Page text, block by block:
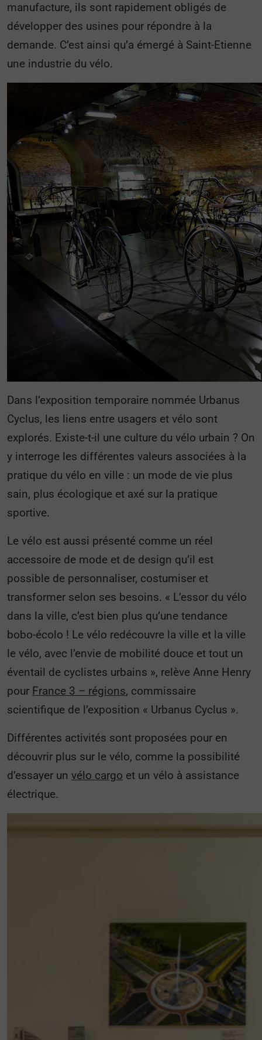
manufacture, ils sont rapidement obligés de
développer des usines pour répondre à la
demande. C’est ainsi qu’a émergé à Saint-Etienne
une industrie du vélo.
Dans l’exposition temporaire nommée Urbanus
Cyclus, les liens entre usagers et vélo sont
explorés. Existe-t-il une culture du vélo urbain ? On
y interroge les différentes valeurs associées à la
pratique du vélo en ville : un mode de vie plus
sain, plus écologique et axé sur la pratique
sportive.
Le vélo est aussi présenté comme un réel
accessoire de mode et de design qu’il est
possible de personnaliser, costumiser et
transformer selon ses besoins. « L’essor du vélo
dans la ville, c’est bien plus qu’une tendance
bobo-écolo ! Le vélo redécouvre la ville et la ville
le vélo, avec l’envie de mobilité douce et tout un
éventail de cyclistes urbains », relève Anne Henry
pour France 3 – régions, commissaire
scientifique de l’exposition « Urbanus Cyclus ».
Différentes activités sont proposées pour en
découvrir plus sur le vélo, comme la possibilité
d’essayer un vélo cargo et un vélo à assistance
électrique.